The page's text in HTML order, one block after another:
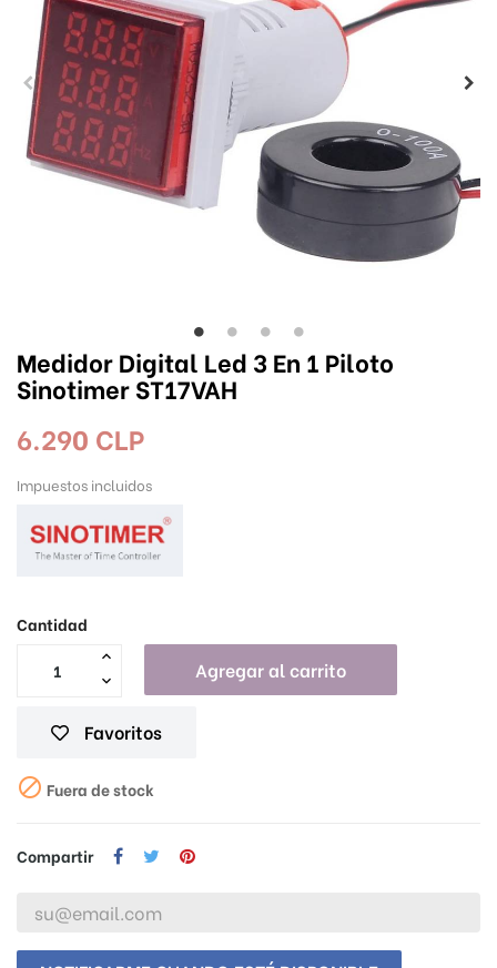
Medidor Digital Led 3 En 1 Piloto
Sinotimer ST17VAH
6.290 CLP
Impuestos incluidos
Cantidad
Agregar al carrito
Favoritos
 Fuera de stock
Compartir